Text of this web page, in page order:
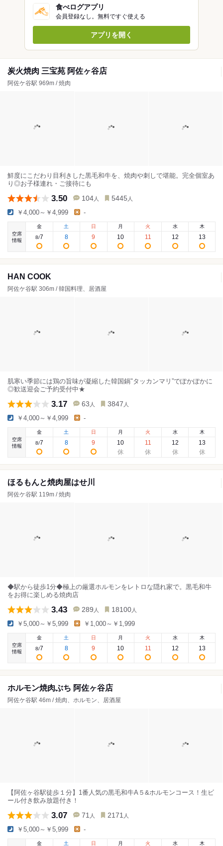
食べログアプリ
会員登録なし。無料ですぐ使える
アプリを開く
炭火焼肉 三宝苑 阿佐ヶ谷店
阿佐ケ谷駅 969m / 焼肉
鮮度にこだわり目利きした黒毛和牛を、焼肉や刺しで堪能。完全個室あ
り◎お子様連れ・ご接待にも
3.50 104 人 5445 人
￥4,000～￥4,999 -
空席
情報
金
8/7
土
8
日
9
月
10
火
11
水
12
木
13
HAN COOK
阿佐ケ谷駅 306m / 韓国料理、居酒屋
肌寒い季節には鶏の旨味が凝縮した韓国鍋"タッカンマリ”でぽかぽかに
◎歓送迎会ご予約受付中★
3.17 63 人 3847 人
￥4,000～￥4,999 -
空席
情報
金
8/7
土
8
日
9
月
10
火
11
水
12
木
13
ほるもんと焼肉屋はせ川
阿佐ケ谷駅 119m / 焼肉
◆駅から徒歩1分◆極上の厳選ホルモンをレトロな隠れ家で。黒毛和牛
をお得に楽しめる焼肉店
3.43 289 人 18100 人
￥5,000～￥5,999 ￥1,000～￥1,999
空席
情報
金
8/7
土
8
日
9
月
10
火
11
水
12
木
13
ホルモン焼肉ぶち 阿佐ヶ谷店
阿佐ケ谷駅 46m / 焼肉、ホルモン、居酒屋
【阿佐ヶ谷駅徒歩１分】1番人気の黒毛和牛A５&ホルモンコース！生ビ
ール付き飲み放題付き！
3.07 71 人 2171 人
￥5,000～￥5,999 -
金 土 日 月 火 水 木